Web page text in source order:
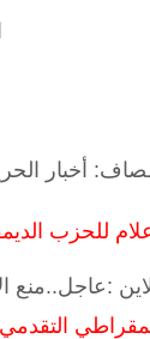
أخبار
للحزب
التقدمي